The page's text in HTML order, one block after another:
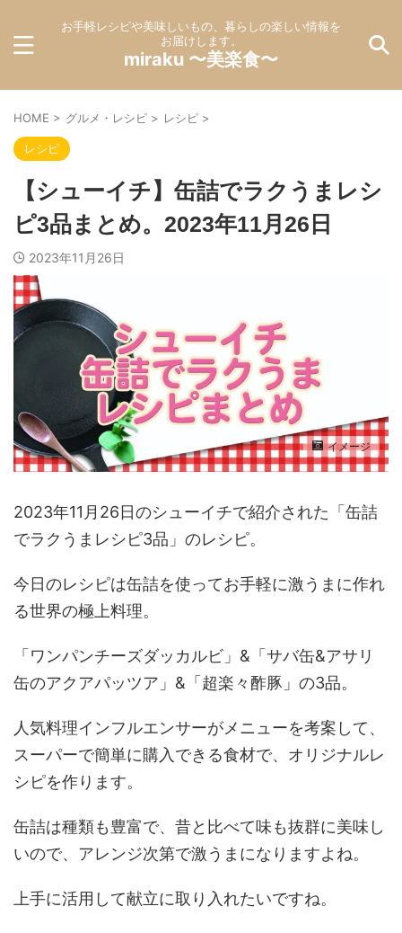
お手軽レシピや美味しいもの、暮らしの楽しい情報を
お届けします。
miraku 〜美楽食〜
HOME > グルメ・レシピ > レシピ >
レシピ
【シューイチ】缶詰でラクうまレシ
ピ3品まとめ。2023年11月26日
2023年11月26日
イメージ
2023年11月26日のシューイチで紹介された「缶詰
でラクうまレシピ3品」のレシピ。
今日のレシピは缶詰を使ってお手軽に激うまに作れ
る世界の極上料理。
「ワンパンチーズダッカルビ」&「サバ缶&アサリ
缶のアクアパッツア」&「超楽々酢豚」の3品。
人気料理インフルエンサーがメニューを考案して、
スーパーで簡単に購入できる食材で、オリジナルレ
シピを作ります。
缶詰は種類も豊富で、昔と比べて味も抜群に美味し
いので、アレンジ次第で激うまになりますよね。
上手に活用して献立に取り入れたいですね。